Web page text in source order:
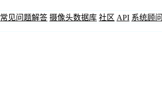
常见问题解答 摄像头数据库 社区 API 系统顾问